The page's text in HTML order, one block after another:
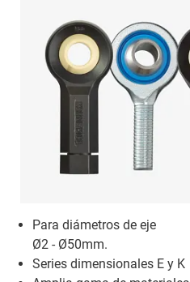
Para diámetros de eje
Ø2 - Ø50mm.
Series dimensionales E y K